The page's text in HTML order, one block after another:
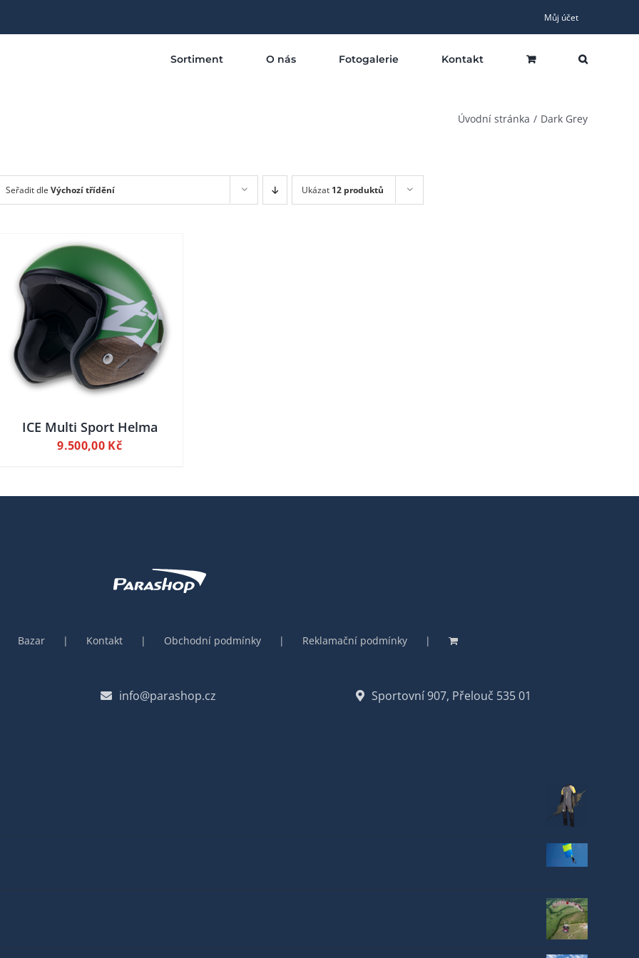
Můj účet
Sortiment O nás Fotogalerie Kontakt
Úvodní stránka Dark Grey
Seřadit dle Výchozí třídění Ukázat 12 produktů
ICE Multi Sport Helma
9.500,00 Kč
Bazar Kontakt Obchodní podmínky Reklamační podmínky
info@parashop.cz Sportovní 907, Přelouč 535 01